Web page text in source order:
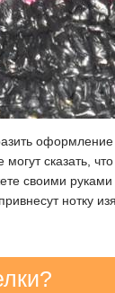
сказать,
своими
нотку